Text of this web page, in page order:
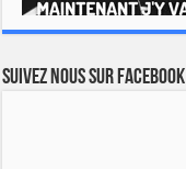
Suivez nous sur Facebook